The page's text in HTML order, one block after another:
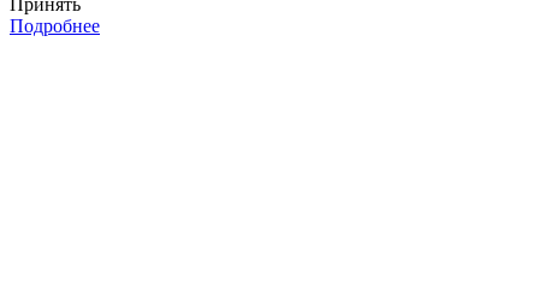
Принять
Подробнее